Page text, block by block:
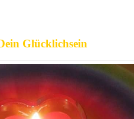
Glücklichsein